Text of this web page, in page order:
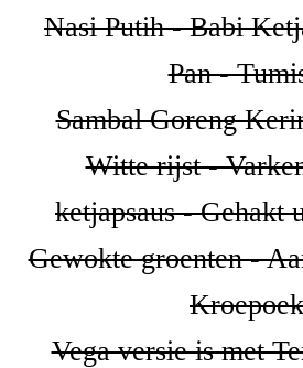
Nasi Putih - Babi
Pan -
Sambal Goreng
Witte rijst -
ketjapsaus - Gehakt
Gewokte groenten -
Kroepoek
Vega versie is met